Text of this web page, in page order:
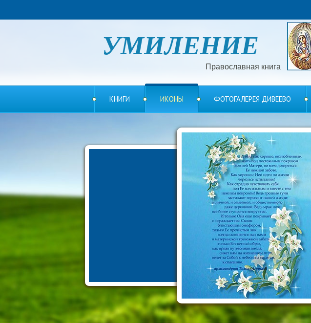
УМИЛЕНИЕ
Православная книга
КНИГИ ИКОНЫ ФОТОГАЛЕРЕЯ ДИВЕЕВО